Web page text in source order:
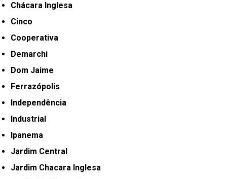
Chácara Inglesa
Cinco
Cooperativa
Demarchi
Dom Jaime
Ferrazópolis
Independência
Industrial
Ipanema
Jardim Central
Jardim Chacara Inglesa